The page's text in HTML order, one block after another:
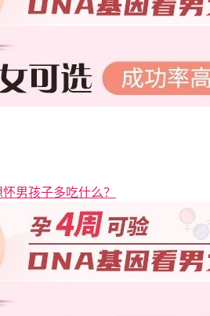
男孩子多吃什么？